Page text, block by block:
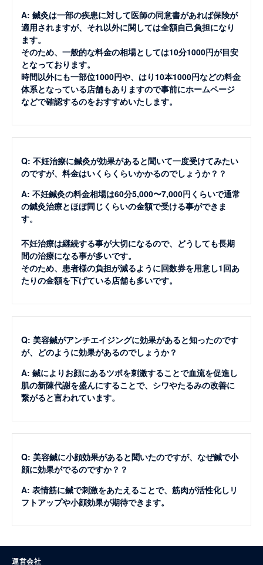
A: 鍼灸は一部の疾患に対して医師の同意書があれば保険が
適用されますが、それ以外に関しては全額自己負担になり
ます。
そのため、一般的な料金の相場としては10分1000円が目安
となっております。
時間以外にも一部位1000円や、はり10本1000円などの料金
体系となっている店舗もありますので事前にホームページ
などで確認するのをおすすめいたします。
Q: 不妊治療に鍼灸が効果があると聞いて一度受けてみたい
のですが、料金はいくらくらいかかるのでしょうか？？
A: 不妊鍼灸の料金相場は60分5,000〜7,000円くらいで通常
の鍼灸治療とほぼ同じくらいの金額で受ける事ができま
す。
不妊治療は継続する事が大切になるので、どうしても長期
間の治療になる事が多いです。
そのため、患者様の負担が減るように回数券を用意し1回あ
たりの金額を下げている店舗も多いです。
Q: 美容鍼がアンチエイジングに効果があると知ったのです
が、どのように効果があるのでしょうか？
A: 鍼によりお顔にあるツボを刺激することで血流を促進し
肌の新陳代謝を盛んにすることで、シワやたるみの改善に
繋がると言われています。
Q: 美容鍼に小顔効果があると聞いたのですが、なぜ鍼で小
顔に効果がでるのですか？？
A: 表情筋に鍼で刺激をあたえることで、筋肉が活性化しリ
フトアップや小顔効果が期待できます。
運営会社